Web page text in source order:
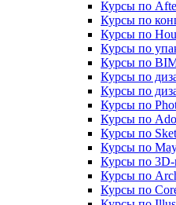
Курсы по
Курсы по
Курсы по
Курсы по
Курсы по
Курсы по
Курсы по
Курсы по
Курсы по
Курсы по
Курсы по
Курсы по 3D-
Курсы по
Курсы по